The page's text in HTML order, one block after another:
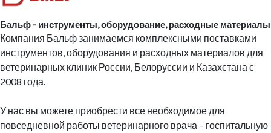
Бальф - инструменты, оборудование, расходные материалы
Компания Бальф занимаемся комплексными поставками
инструментов, оборудования и расходных материалов для
ветеринарных клиник России, Белоруссии и Казахстана с
2008 года.
У нас вы можете приобрести все необходимое для
повседневной работы ветеринарного врача – госпитальную